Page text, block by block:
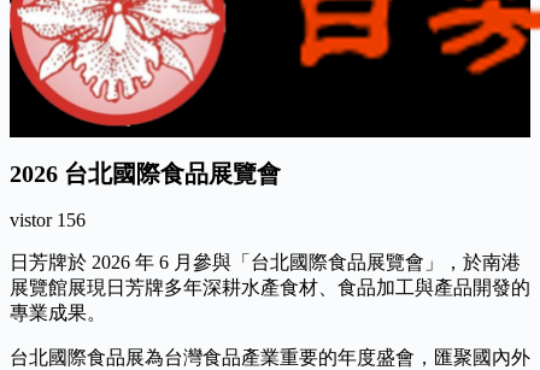
2026 台北國際食品展覽會
vistor 156
日芳牌於 2026 年 6 月參與「台北國際食品展覽會」，於南港
展覽館展現日芳牌多年深耕水產食材、食品加工與產品開發的
專業成果。
台北國際食品展為台灣食品產業重要的年度盛會，匯聚國內外